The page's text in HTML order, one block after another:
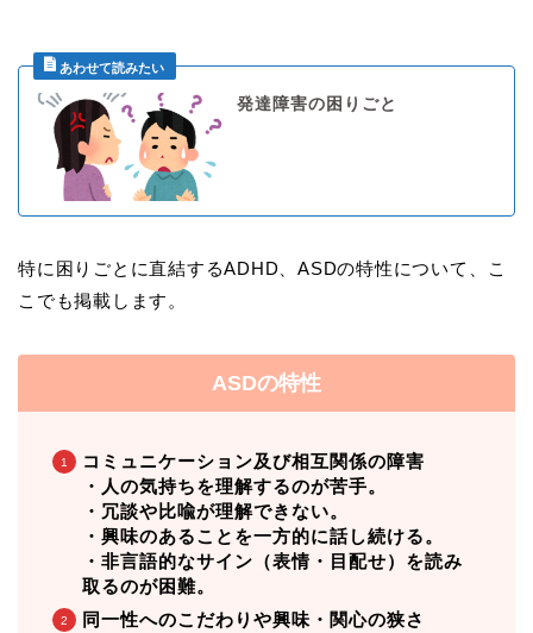
発達障害の困りごと
特に困りごとに直結するADHD、ASDの特性について、こ
こでも掲載します。
ASDの特性
コミュニケーション及び相互関係の障害
・人の気持ちを理解するのが苦手。
・冗談や比喩が理解できない。
・興味のあることを一方的に話し続ける。
・非言語的なサイン（表情・目配せ）を読み
取るのが困難。
同一性へのこだわりや興味・関心の狭さ